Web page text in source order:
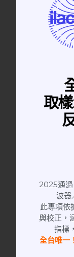
RF測試設備
Horn
Coaxial
Horn Antenna
Probe | 探頭.
Filter | 濾波器
手動隔離箱
Attenuator |
Network
電子通訊儀器
Power
Spectrum
DC Block｜
RF Cable | 同
RF Adapter |
取
2025通
波器
此專項
與校正，
指標
全台唯一